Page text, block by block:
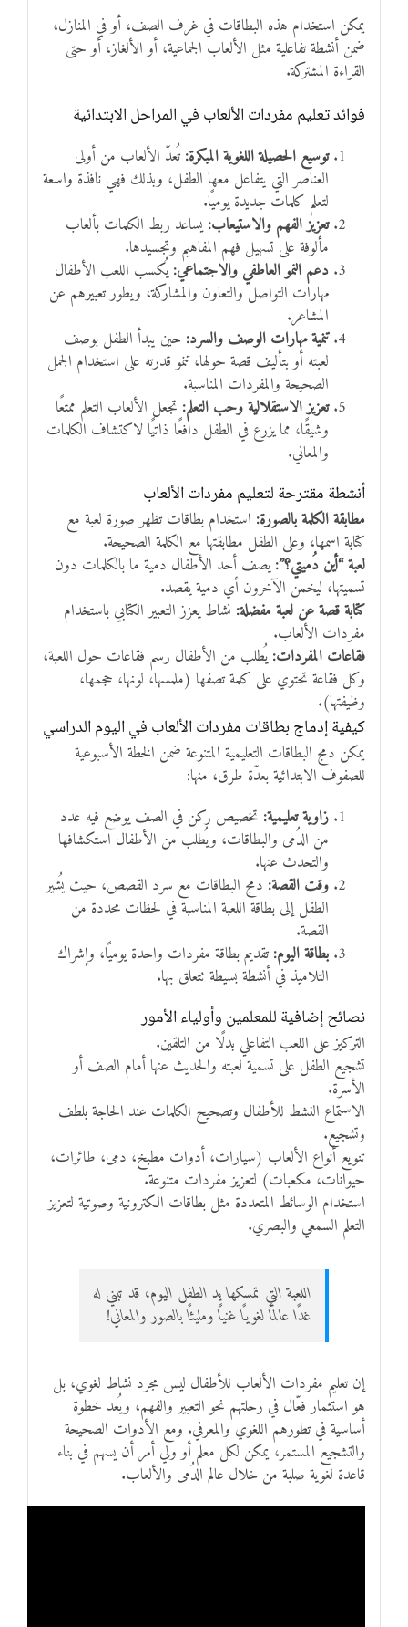
يمكن استخدام هذه البطاقات في غرف الصف، أو في المنازل،
ضمن أنشطة تفاعلية مثل الألعاب الجماعية، أو الألغاز، أو حتى
القراءة المشتركة.
فوائد تعليم مفردات الألعاب في المراحل الابتدائية
توسيع الحصيلة اللغوية المبكرة:تُعدّ الألعاب من أولى
العناصر التي يتفاعل معها الطفل، وبذلك فهي نافذة واسعة
لتعلم كلمات جديدة يوميًا.
تعزيز الفهم والاستيعاب:يساعد ربط الكلمات بألعاب
مألوفة على تسهيل فهم المفاهيم وتجسيدها.
دعم النمو العاطفي والاجتماعي:يُكسب اللعب الأطفال
مهارات التواصل والتعاون والمشاركة، ويطور تعبيرهم عن
المشاعر.
تنمية مهارات الوصف والسرد: حين يبدأ الطفل بوصف
لعبته أو بتأليف قصة حولها، تنمو قدرته على استخدام الجمل
الصحيحة والمفردات المناسبة.
تعزيز الاستقلالية وحب التعلم: تجعل الألعاب التعلم ممتعًا
وشيقًا، مما يزرع في الطفل دافعًا ذاتيًا لاكتشاف الكلمات
والمعاني.
أنشطة مقترحة لتعليم مفردات الألعاب
مطابقة الكلمة بالصورة: استخدام بطاقات تظهر صورة لعبة مع
كتابة اسمها، وعلى الطفل مطابقتها مع الكلمة الصحيحة.
لعبة “أين دُميتي؟”:يصف أحد الأطفال دمية ما بالكلمات دون
تسميتها، ليخمن الآخرون أي دمية يقصد.
كتابة قصة عن لعبة مفضلة: نشاط يعزز التعبير الكتابي باستخدام
مفردات الألعاب.
فقاعات المفردات:يُطلب من الأطفال رسم فقاعات حول اللعبة،
وكل فقاعة تحتوي على كلمة تصفها (ملمسها، لونها، حجمها،
وظيفتها).
كيفية إدماج بطاقات مفردات الألعاب في اليوم الدراسي
يمكن دمج البطاقات التعليمية المتنوعة ضمن الخطة الأسبوعية
للصفوف الابتدائية بعدّة طرق، منها:
زاوية تعليمية: تخصيص ركن في الصف يوضع فيه عدد
من الدُمى والبطاقات، ويُطلب من الأطفال استكشافها
والتحدث عنها.
وقت القصة: دمج البطاقات مع سرد القصص، حيث يُشير
الطفل إلى بطاقة اللعبة المناسبة في لحظات محددة من
القصة.
بطاقة اليوم:تقديم بطاقة مفردات واحدة يوميًا، وإشراك
التلاميذ في أنشطة بسيطة تتعلق بها.
نصائح إضافية للمعلمين وأولياء الأمور
التركيز على اللعب التفاعلي بدلًا من التلقين.
تشجيع الطفل على تسمية لعبته والحديث عنها أمام الصف أو
الأسرة.
الاستماع النشط للأطفال وتصحيح الكلمات عند الحاجة بلطف
وتشجيع.
تنويع أنواع الألعاب (سيارات، أدوات مطبخ، دمى، طائرات،
حيوانات، مكعبات) لتعزيز مفردات متنوعة.
استخدام الوسائط المتعددة مثل بطاقات الكترونية وصوتية لتعزيز
التعلم السمعي والبصري.
اللعبة التي تمسكها يد الطفل اليوم، قد تبني له
غدًا عالمًا لغويًا غنيًا ومليئًا بالصور والمعاني!
إن تعليم مفردات الألعاب للأطفال ليس مجرد نشاط لغوي، بل
هو استثمار فعّال في رحلتهم نحو التعبير والفهم، ويُعد خطوة
أساسية في تطورهم اللغوي والمعرفي. ومع الأدوات الصحيحة
والتشجيع المستمر، يمكن لكل معلم أو ولي أمر أن يسهم في بناء
قاعدة لغوية صلبة من خلال عالم الدُمى والألعاب.